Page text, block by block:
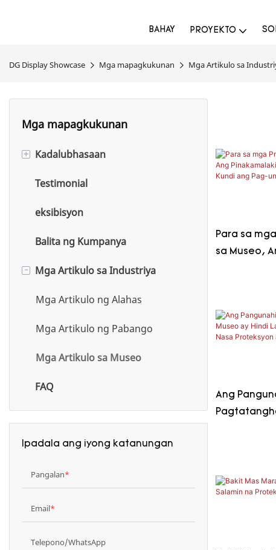
BAHAY PROYEKTO
DG Display Showcase Mga mapagkukunan Mga Artikulo sa
Mga mapagkukunan
+ Kadalubhasaan
Kadalubhasaan sa Alahas
Kadalubhasaan sa Pabango
Kadalubhasaan sa Museo
Testimonial
eksibisyon
Balita ng Kumpanya
- Mga Artikulo sa Industriya
Mga Artikulo ng Alahas
Mga Artikulo ng Pabango
Mga Artikulo sa Museo
FAQ
Ipadala ang iyong katanungan
Pangalan
Email
Telepono/WhatsApp
Para sa
sa Museo,
Ang